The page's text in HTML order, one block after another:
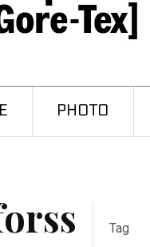
PHOTO
Tag